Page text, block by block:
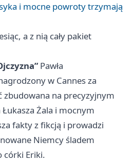
i mocne powroty trzymają
a z nią cały pakiet
Pawła
w Cannes za
zbudowana na precyzyjnym
Żala i mocnym
fakty z fikcją i prowadzi
Niemcy śladem
córki Eriki.